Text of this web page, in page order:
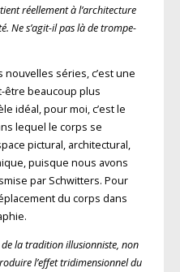
réellement à l’architecture
Ne s’agit-il pas là de trompe-
séries, c’est une
être beaucoup plus
idéal, pour moi, c’est le
lequel le corps se
pictural, architectural,
puisque nous avons
par Schwitters. Pour
du corps dans
la tradition illusionniste, non
l’effet tridimensionnel du